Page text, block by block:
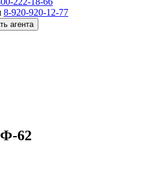
8-920-920-12-77
агента
62